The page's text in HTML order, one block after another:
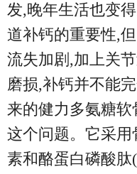
发,晚年生活也变
道补钙的重要性,
流失加剧,加上关
磨损,补钙并不能
来的健力多氨糖
这个问题。它采
素和酪蛋白磷酸肽